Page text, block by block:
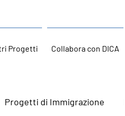
Progetti Collabora con DICA
Progetti di Immigrazione